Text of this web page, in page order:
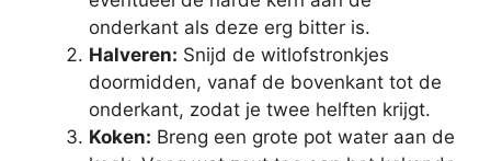
onderkant als deze erg bitter is.
Halveren: Snijd de witlofstronkjes
doormidden, vanaf de bovenkant tot de
onderkant, zodat je twee helften krijgt.
Koken: Breng een grote pot water aan de